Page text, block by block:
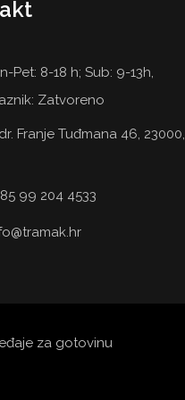
Pet: 8-18 h; Sub: 9-13h,
Zatvoreno
Franje Tuđmana 46, 23000,
99 204 4533
za gotovinu